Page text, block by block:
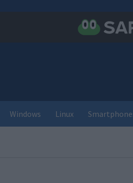
Windows Linux